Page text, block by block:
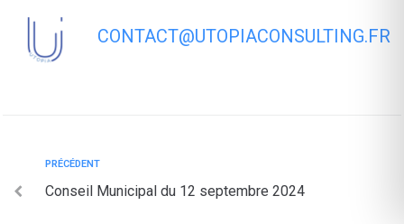
CONTACT@UTOPIACONSULTING.FR
PRÉCÉDENT
Conseil Municipal du 12 septembre 2024